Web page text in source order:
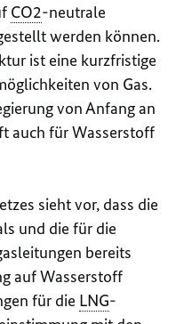
CO2-neutrale
werden können.
ist eine kurzfristige
von Gas.
von Anfang an
auch für Wasserstoff
sieht vor, dass die
und die für die
bereits
auf Wasserstoff
für die LNG-